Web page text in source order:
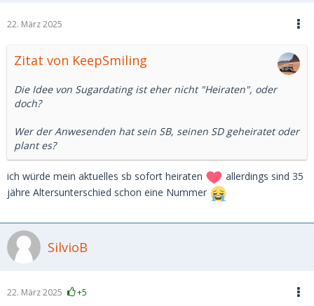
22. März 2025
Zitat von KeepSmiling
Die Idee von Sugardating ist eher nicht "Heiraten", oder
doch?
Wer der Anwesenden hat sein SB, seinen SD geheiratet oder
plant es?
ich würde mein aktuelles sb sofort heiraten
allerdings sind 35
jähre Altersunterschied schon eine Nummer
SilvioB
22. März 2025 +5